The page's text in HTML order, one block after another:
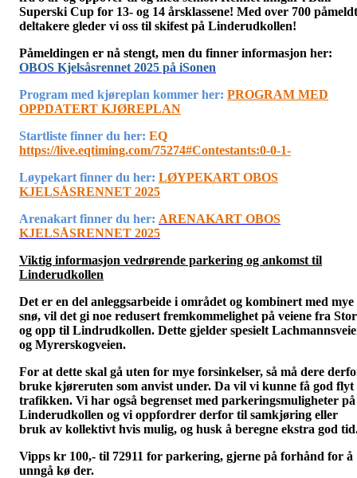
Superski Cup for 13- og 14 årsklassene! Med over 700
deltakere gleder vi oss til skifest på Linderudkollen!
Påmeldingen er nå stengt, men du finner informasjon her:
OBOS Kjelsåsrennet 2025 på iSonen
Program med kjøreplan kommer her: PROGRAM MED
OPPDATERT KJØREPLAN
Startliste finner du her: EQ
https://live.eqtiming.com/75274#Contestants:0-0-1-
Løypekart finner du her: LØYPEKART OBOS
KJELSÅSRENNET 2025
Arenakart finner du her: ARENAKART OBOS
KJELSÅSRENNET 2025
Viktig informasjon vedrørende parkering og ankomst til
Linderudkollen
Det er en del anleggsarbeide i området og kombinert med mye
snø, vil det gi noe redusert fremkommelighet på veiene fra
og opp til Lindrudkollen. Dette gjelder spesielt
og Myrerskogveien.
For at dette skal gå uten for mye forsinkelser, så må dere
bruke kjøreruten som anvist under. Da vil vi kunne få god flyt
trafikken. Vi har også begrenset med parkeringsmuligheter på
Linderudkollen og vi oppfordrer derfor til samkjøring eller
bruk av kollektivt hvis mulig, og husk å beregne ekstra god
Vipps kr 100,- til 72911 for parkering, gjerne på forhånd for å
unngå kø der.